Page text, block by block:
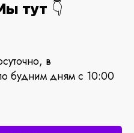
тут 👇
в
будним дням с 10:00